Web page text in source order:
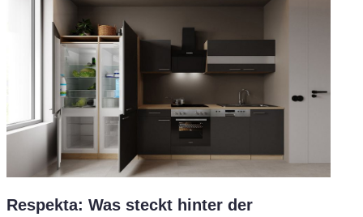
Respekta: Was steckt hinter der